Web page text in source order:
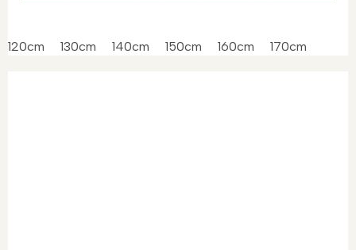
120cm 130cm 140cm 150cm 160cm 170cm